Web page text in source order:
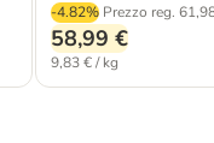
-4.82% Prezzo reg.
58,99 €
9,83 € / kg